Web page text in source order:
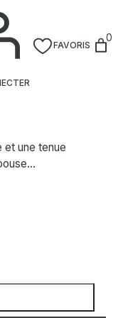
FAVORIS
0
une tenue